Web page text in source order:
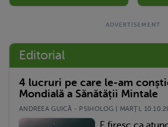
Editorial
4 lucruri pe care le-am
Mondială a Sănătății Mintale
ANDREEA GUICĂ - PSIHOLOG | MARŢI,